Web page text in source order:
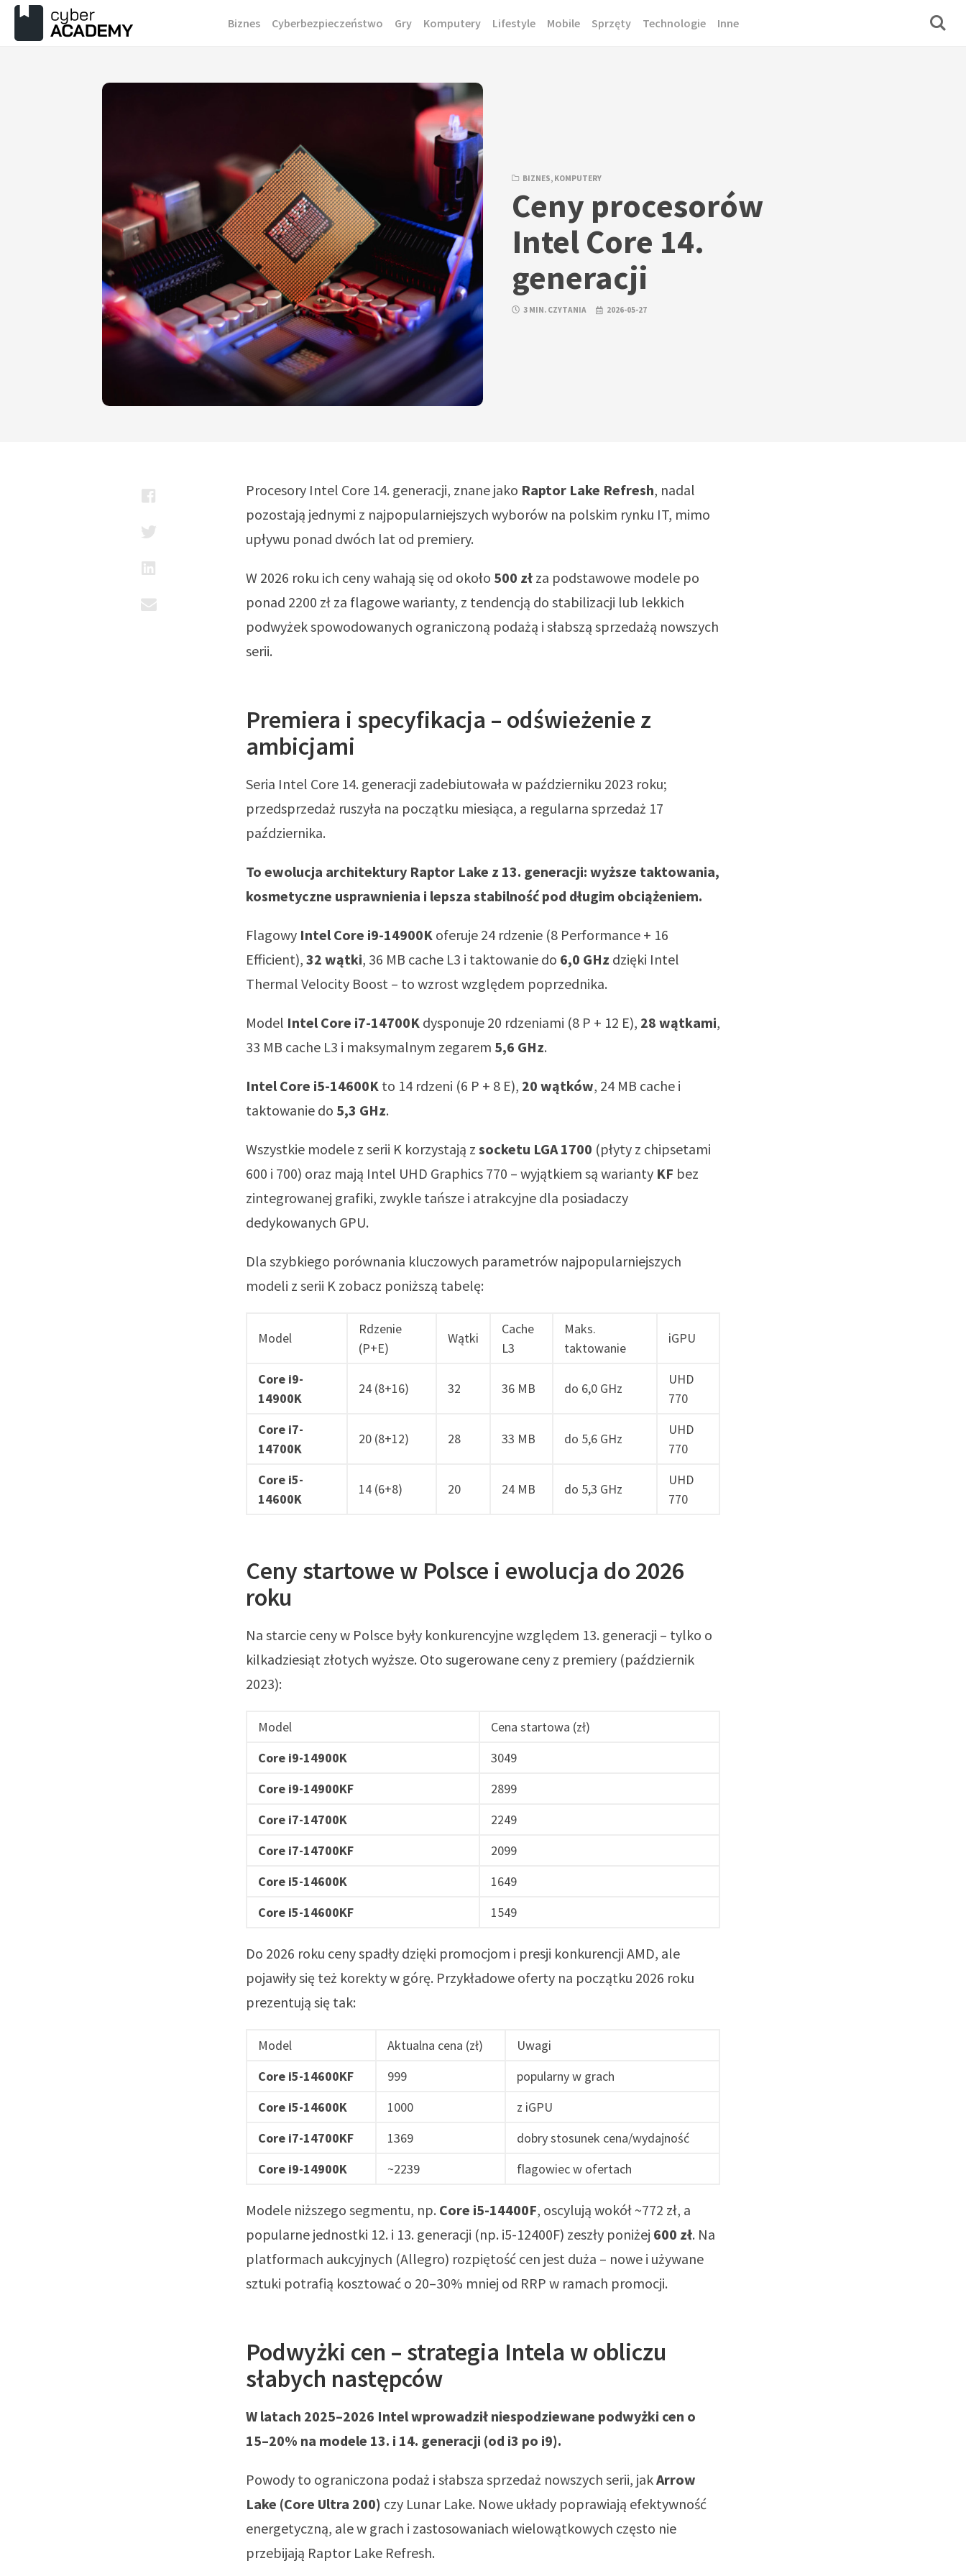
Przejdź
do
Biznes Cyberbezpieczeństwo Gry Komputery Lifestyle Mobile Sprzęty Technologie Inne
BIZNES, KOMPUTERY
Ceny procesorów
Intel Core 14.
generacji
3 MIN. CZYTANIA 2026-05-27
Procesory Intel Core 14. generacji, znane jako Raptor Lake Refresh, nadal
pozostają jednymi z najpopularniejszych wyborów na polskim rynku IT, mimo
upływu ponad dwóch lat od premiery.
W 2026 roku ich ceny wahają się od około 500 zł za podstawowe modele po
ponad 2200 zł za flagowe warianty, z tendencją do stabilizacji lub lekkich
podwyżek spowodowanych ograniczoną podażą i słabszą sprzedażą nowszych
serii.
Premiera i specyfikacja – odświeżenie z
ambicjami
Seria Intel Core 14. generacji zadebiutowała w październiku 2023 roku;
przedsprzedaż ruszyła na początku miesiąca, a regularna sprzedaż 17
października.
To ewolucja architektury Raptor Lake z 13. generacji: wyższe taktowania,
kosmetyczne usprawnienia i lepsza stabilność pod długim obciążeniem.
Flagowy Intel Core i9-14900K oferuje 24 rdzenie (8 Performance + 16
Efficient), 32 wątki, 36 MB cache L3 i taktowanie do 6,0 GHz dzięki Intel
Thermal Velocity Boost – to wzrost względem poprzednika.
Model Intel Core i7-14700K dysponuje 20 rdzeniami (8 P + 12 E), 28 wątkami,
33 MB cache L3 i maksymalnym zegarem 5,6 GHz.
Intel Core i5-14600K to 14 rdzeni (6 P + 8 E), 20 wątków, 24 MB cache i
taktowanie do 5,3 GHz.
Wszystkie modele z serii K korzystają z socketu LGA 1700 (płyty z chipsetami
600 i 700) oraz mają Intel UHD Graphics 770 – wyjątkiem są warianty KF bez
zintegrowanej grafiki, zwykle tańsze i atrakcyjne dla posiadaczy
dedykowanych GPU.
Dla szybkiego porównania kluczowych parametrów najpopularniejszych
modeli z serii K zobacz poniższą tabelę:
Model
Rdzenie
(P+E)
Wątki
Cache
L3
Maks.
taktowanie
iGPU
Core i9-
14900K
24 (8+16) 32 36 MB do 6,0 GHz
UHD
770
Core i7-
14700K
20 (8+12) 28 33 MB do 5,6 GHz
UHD
770
Core i5-
14600K
14 (6+8) 20 24 MB do 5,3 GHz
UHD
770
Ceny startowe w Polsce i ewolucja do 2026
roku
Na starcie ceny w Polsce były konkurencyjne względem 13. generacji – tylko o
kilkadziesiąt złotych wyższe. Oto sugerowane ceny z premiery (październik
2023):
Model
Cena startowa (zł)
Core i9-14900K
3049
Core i9-14900KF
2899
Core i7-14700K
2249
Core i7-14700KF
2099
Core i5-14600K
1649
Core i5-14600KF
1549
Do 2026 roku ceny spadły dzięki promocjom i presji konkurencji AMD, ale
pojawiły się też korekty w górę. Przykładowe oferty na początku 2026 roku
prezentują się tak:
Model Aktualna cena (zł)
Uwagi
Core i5-14600KF
999
popularny w grach
Core i5-14600K
1000
z iGPU
Core i7-14700KF
1369
dobry stosunek cena/wydajność
Core i9-14900K
~2239 flagowiec w ofertach
Modele niższego segmentu, np. Core i5-14400F, oscylują wokół ~772 zł, a
popularne jednostki 12. i 13. generacji (np. i5-12400F) zeszły poniżej 600 zł. Na
platformach aukcyjnych (Allegro) rozpiętość cen jest duża – nowe i używane
sztuki potrafią kosztować o 20–30% mniej od RRP w ramach promocji.
Podwyżki cen – strategia Intela w obliczu
słabych następców
W latach 2025–2026 Intel wprowadził niespodziewane podwyżki cen o
15–20% na modele 13. i 14. generacji (od i3 po i9).
Powody to ograniczona podaż i słabsza sprzedaż nowszych serii, jakArrow
Lake (Core Ultra 200) czy Lunar Lake. Nowe układy poprawiają efektywność
energetyczną, ale w grach i zastosowaniach wielowątkowych często nie
przebijają Raptor Lake Refresh.